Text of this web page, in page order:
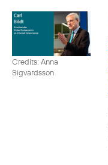
Credits: Anna
Sigvardsson